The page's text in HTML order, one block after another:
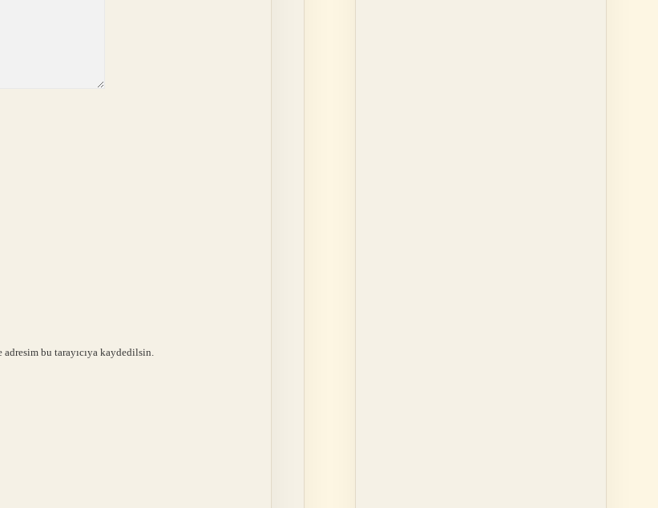
bu tarayıcıya kaydedilsin.